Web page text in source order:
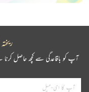
آپ کو باقاعدگی سے کچھ حاصل